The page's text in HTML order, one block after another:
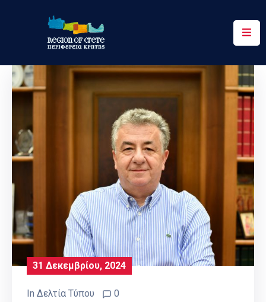
Περιφέρεια
Ενημέρωση
Δράσεις
Ψηφιακές
Επικοινωνία
31 Δεκεμβρίου, 2024
In Δελτία Τύπου 0